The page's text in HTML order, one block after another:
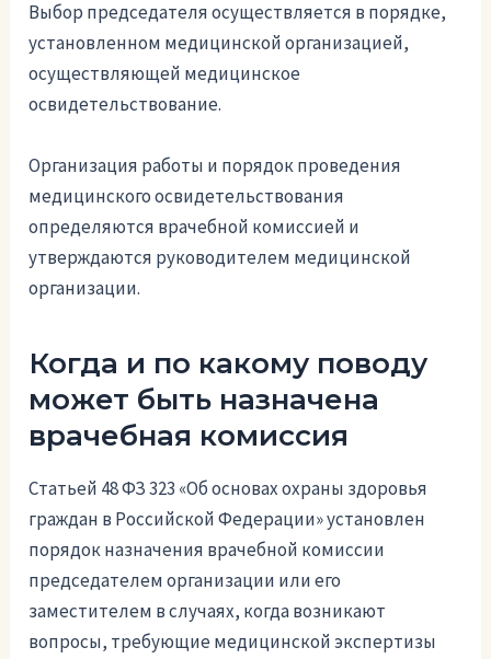
Выбор председателя осуществляется в порядке,
установленном медицинской организацией,
осуществляющей медицинское
освидетельствование.
Организация работы и порядок проведения
медицинского освидетельствования
определяются врачебной комиссией и
утверждаются руководителем медицинской
организации.
Когда и по какому поводу
может быть назначена
врачебная комиссия
Статьей 48 ФЗ 323 «Об основах охраны здоровья
граждан в Российской Федерации» установлен
порядок назначения врачебной комиссии
председателем организации или его
заместителем в случаях, когда возникают
вопросы, требующие медицинской экспертизы